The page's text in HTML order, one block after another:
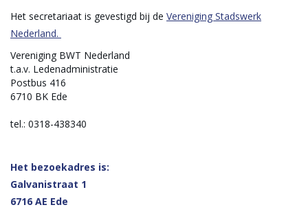
Het secretariaat is gevestigd bij de Vereniging Stadswerk
Nederland.
Vereniging BWT Nederland
t.a.v. Ledenadministratie
Postbus 416
6710 BK Ede
tel.: 0318-438340
Het bezoekadres is:
Galvanistraat 1
6716 AE Ede